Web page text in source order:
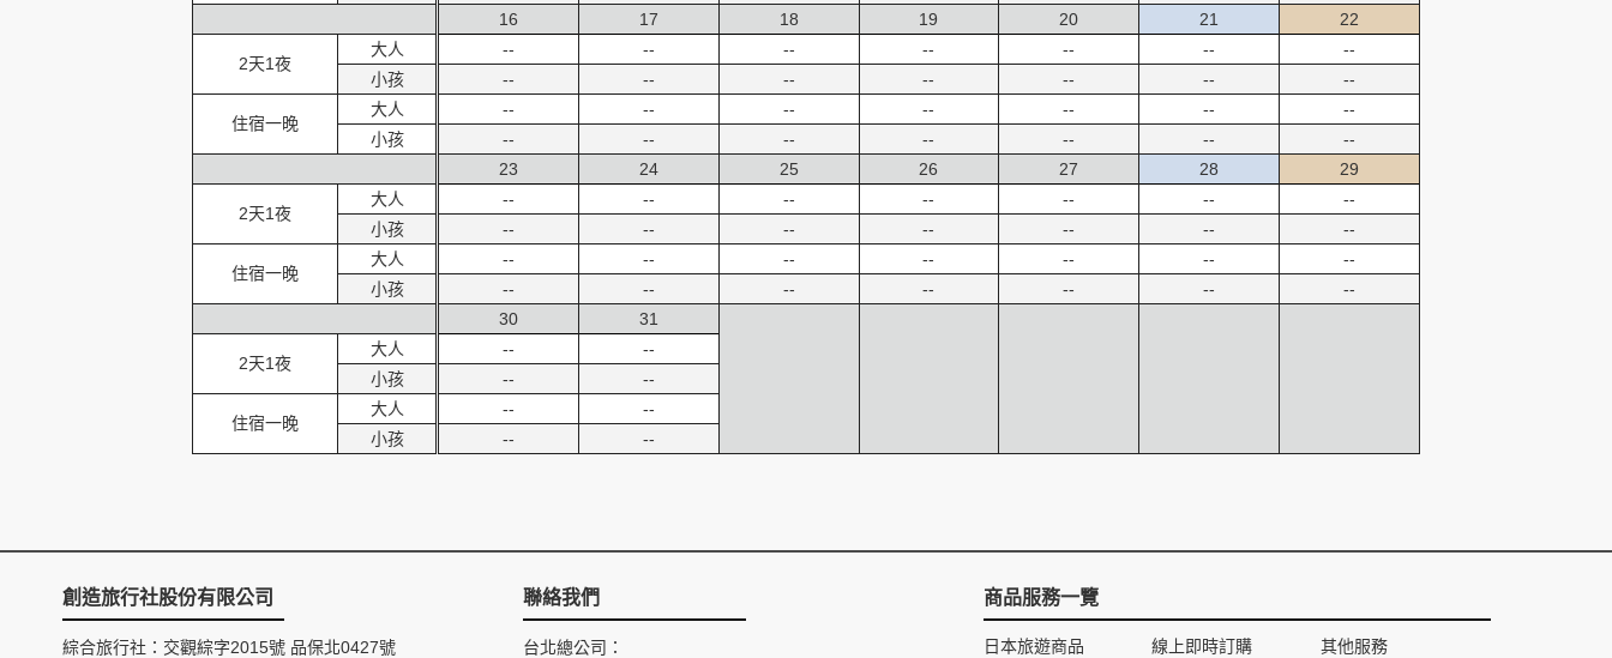
2天1夜
大人
小孩
住宿一晚
大人
小孩
2天1夜
大人
小孩
住宿一晚
大人
小孩
2天1夜
大人
小孩
住宿一晚
大人
小孩
16
--
--
--
--
17
--
--
--
--
18
--
--
--
--
19
--
--
--
--
20
--
--
--
--
21
--
--
--
--
22
--
--
--
--
23
--
--
--
--
24
--
--
--
--
25
--
--
--
--
26
--
--
--
--
27
--
--
--
--
28
--
--
--
--
29
--
--
--
--
30
--
--
--
--
31
--
--
--
--
創造旅行社股份有限公司
綜合旅行社：交觀綜字2015號 品保北0427號
聯絡我們
台北總公司：
商品服務一覽
日本旅遊商品
線上即時訂購
其他服務